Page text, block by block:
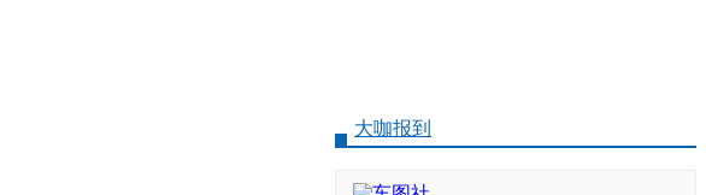
大咖报到